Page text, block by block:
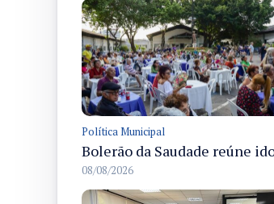
Política Municipal
08/08/2026